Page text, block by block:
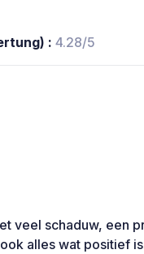
: 4.28/5
veel schaduw, een
alles wat positief